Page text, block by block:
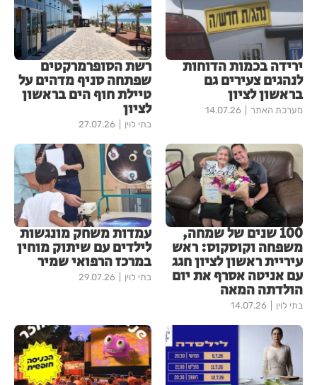
ירידה בכמות הדוחות
לנהגים צעירים גם
בראשון לציון
מערכת האתר 14.07.26
רשת הסופרמרקטים
שפתחה סניף מדהים על
טיילת חוף הים בראשון
לציון
בתי לוין 27.07.26
100 שנים של שמחה,
משפחה וקוסקוס: ראש
עיריית ראשון לציון חגג
עם אניטה אסרף את יום
הולדתה המאה
בתי לוין 14.07.26
עמדות משחק מונגשות
לילדים עם שיתוק מוחין
במרכז הרפואי שמיר
בתי לוין 29.07.26